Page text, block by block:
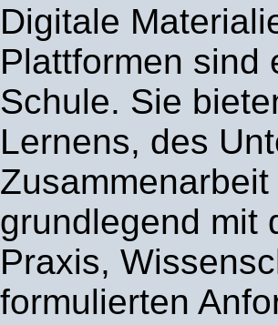
Digitale
Plattformen sind
Schule. Sie
Lernens, des
grundlegend mit
Praxis,
formulierten